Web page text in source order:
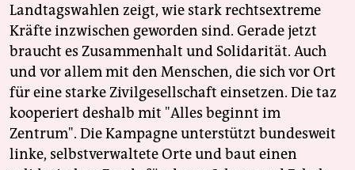
Landtagswahlen zeigt, wie stark rechtsextreme
Kräfte inzwischen geworden sind. Gerade jetzt
braucht es Zusammenhalt und Solidarität. Auch
und vor allem mit den Menschen, die sich vor Ort
für eine starke Zivilgesellschaft einsetzen. Die taz
kooperiert deshalb mit "Alles beginnt im
Zentrum". Die Kampagne unterstützt bundesweit
linke, selbstverwaltete Orte und baut einen